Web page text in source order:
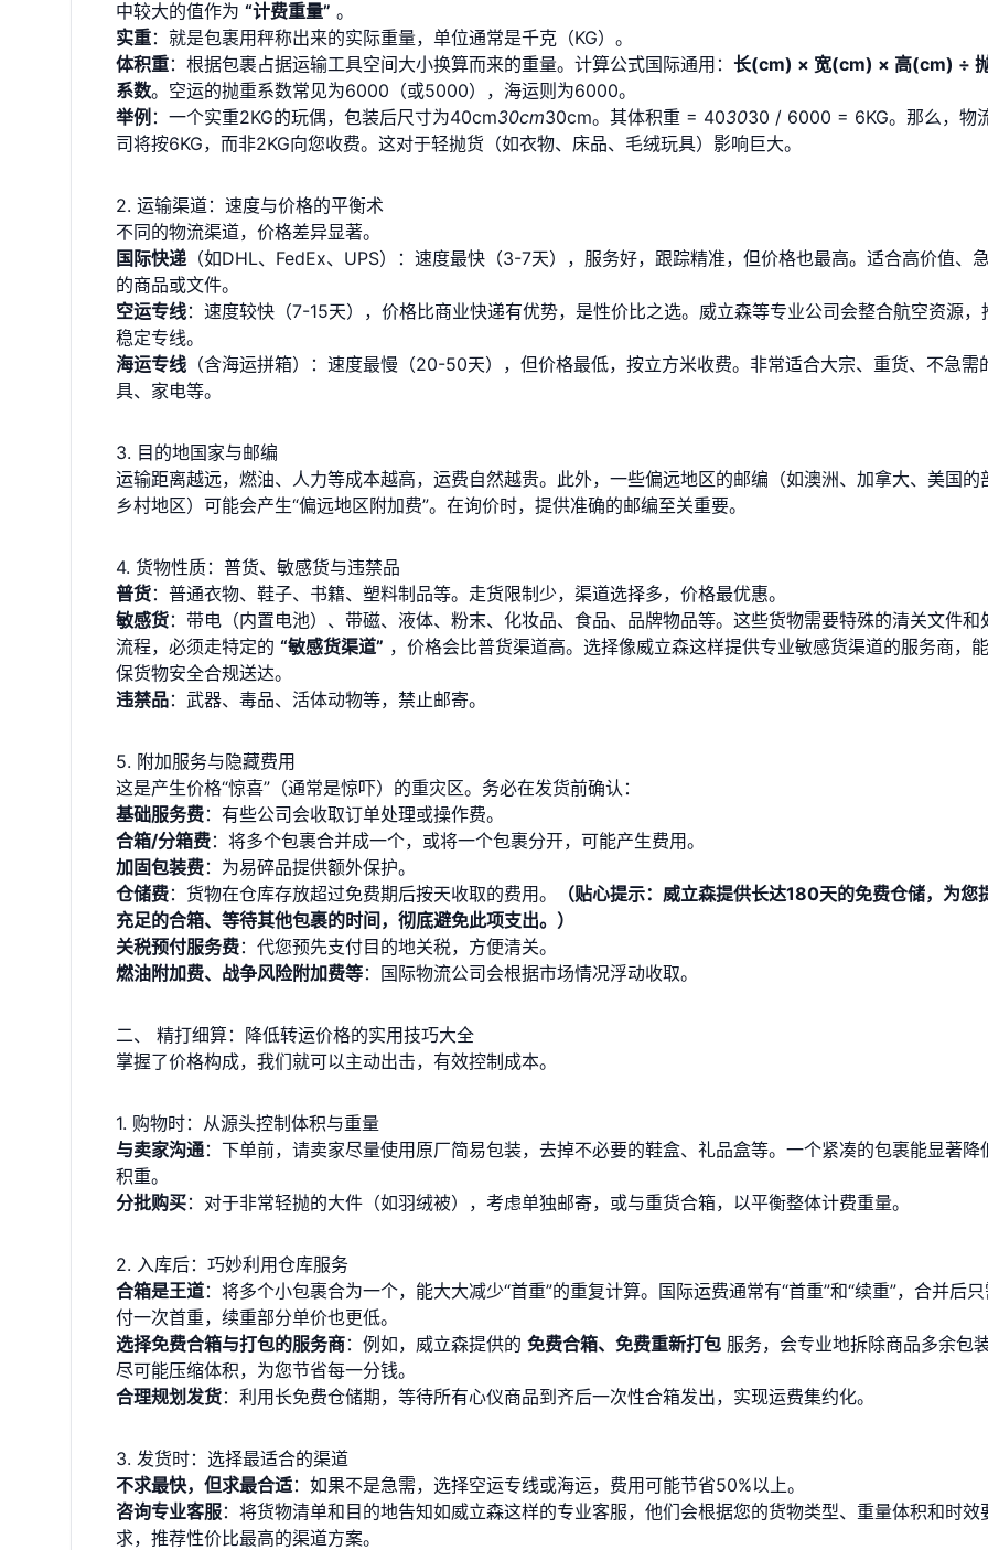
中较大的值作为 “计费重量” 。
实重：就是包裹用秤称出来的实际重量，单位通常是千克（KG）。
体积重：根据包裹占据运输工具空间大小换算而来的重量。计算公式国际通用： 长(cm) × 宽(cm) × 高(cm) ÷
系数。空运的抛重系数常见为6000（或5000），海运则为6000。
举例 ：一个实重2KG的玩偶，包装后尺寸为40cm30cm30cm。其体积重 = 403030 / 6000 = 6KG。那么，物
司将按6KG，而非2KG向您收费。这对于轻抛货（如衣物、床品、毛绒玩具）影响巨大。
2. 运输渠道：速度与价格的平衡术
不同的物流渠道，价格差异显著。
国际快递（如DHL、FedEx、UPS）：速度最快（3-7天），服务好，跟踪精准，但价格也最高。适合高价值、
的商品或文件。
空运专线：速度较快（7-15天），价格比商业快递有优势，是性价比之选。威立森等专业公司会整合航空资源，
稳定专线。
海运专线 （含海运拼箱）：速度最慢（20-50天），但价格最低，按立方米收费。非常适合大宗、重货、不急需
具、家电等。
3. 目的地国家与邮编
运输距离越远，燃油、人力等成本越高，运费自然越贵。此外，一些偏远地区的邮编（如澳洲、加拿大、美国的
乡村地区）可能会产生“偏远地区附加费”。在询价时，提供准确的邮编至关重要。
4. 货物性质：普货、敏感货与违禁品
普货：普通衣物、鞋子、书籍、塑料制品等。走货限制少，渠道选择多，价格最优惠。
敏感货：带电（内置电池）、带磁、液体、粉末、化妆品、食品、品牌物品等。这些货物需要特殊的清关文件和
流程，必须走特定的 “敏感货渠道” ，价格会比普货渠道高。选择像威立森这样提供专业敏感货渠道的服务商，
保货物安全合规送达。
违禁品：武器、毒品、活体动物等，禁止邮寄。
5. 附加服务与隐藏费用
这是产生价格“惊喜”（通常是惊吓）的重灾区。务必在发货前确认：
基础服务费：有些公司会收取订单处理或操作费。
合箱/分箱费：将多个包裹合并成一个，或将一个包裹分开，可能产生费用。
加固包装费：为易碎品提供额外保护。
仓储费：货物在仓库存放超过免费期后按天收取的费用。
（贴心提示：威立森提供长达180天的免费仓储，为您
充足的合箱、等待其他包裹的时间，彻底避免此项支出。）
关税预付服务费：代您预先支付目的地关税，方便清关。
燃油附加费、战争风险附加费等：国际物流公司会根据市场情况浮动收取。
二、 精打细算：降低转运价格的实用技巧大全
掌握了价格构成，我们就可以主动出击，有效控制成本。
1. 购物时：从源头控制体积与重量
与卖家沟通：下单前，请卖家尽量使用原厂简易包装，去掉不必要的鞋盒、礼品盒等。一个紧凑的包裹能显著降
积重。
分批购买：对于非常轻抛的大件（如羽绒被），考虑单独邮寄，或与重货合箱，以平衡整体计费重量。
2. 入库后：巧妙利用仓库服务
合箱是王道：将多个小包裹合为一个，能大大减少“首重”的重复计算。国际运费通常有“首重”和“续重”，合并后
付一次首重，续重部分单价也更低。
选择免费合箱与打包的服务商：例如，威立森提供的 免费合箱、免费重新打包 服务，会专业地拆除商品多余包
尽可能压缩体积，为您节省每一分钱。
合理规划发货：利用长免费仓储期，等待所有心仪商品到齐后一次性合箱发出，实现运费集约化。
3. 发货时：选择最适合的渠道
不求最快，但求最合适：如果不是急需，选择空运专线或海运，费用可能节省50%以上。
咨询专业客服：将货物清单和目的地告知如威立森这样的专业客服，他们会根据您的货物类型、重量体积和时效
求，推荐性价比最高的渠道方案。